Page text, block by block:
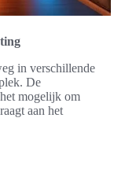
in verschillende
De
mogelijk om
aan het